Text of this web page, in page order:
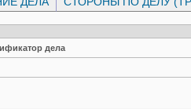
дела